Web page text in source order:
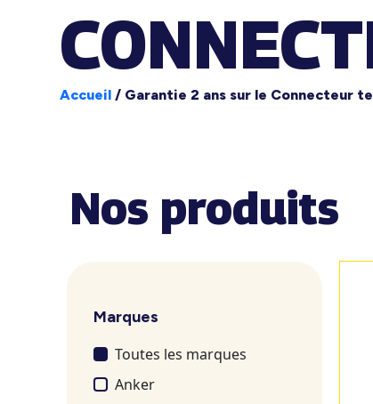
Accueil / Garantie 2 ans sur le Connecteur
Nos produits
Marques
Toutes les marques
Anker